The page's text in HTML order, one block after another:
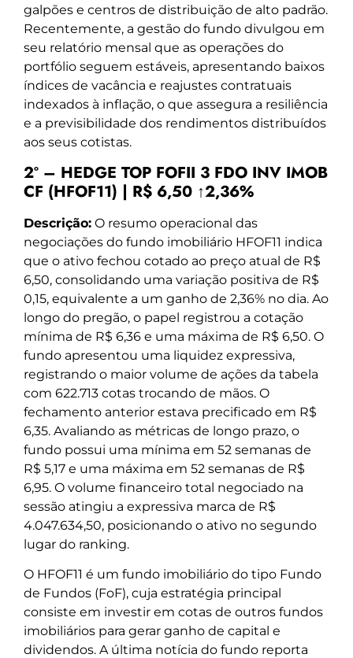
galpões e centros de distribuição de alto padrão.
Recentemente, a gestão do fundo divulgou em
seu relatório mensal que as operações do
portfólio seguem estáveis, apresentando baixos
índices de vacância e reajustes contratuais
indexados à inflação, o que assegura a resiliência
e a previsibilidade dos rendimentos distribuídos
aos seus cotistas.
2º – HEDGE TOP FOFII 3 FDO INV IMOB
CF (HFOF11) | R$ 6,50 ↑2,36%
Descrição: O resumo operacional das
negociações do fundo imobiliário HFOF11 indica
que o ativo fechou cotado ao preço atual de R$
6,50, consolidando uma variação positiva de R$
0,15, equivalente a um ganho de 2,36% no dia. Ao
longo do pregão, o papel registrou a cotação
mínima de R$ 6,36 e uma máxima de R$ 6,50. O
fundo apresentou uma liquidez expressiva,
registrando o maior volume de ações da tabela
com 622.713 cotas trocando de mãos. O
fechamento anterior estava precificado em R$
6,35. Avaliando as métricas de longo prazo, o
fundo possui uma mínima em 52 semanas de
R$ 5,17 e uma máxima em 52 semanas de R$
6,95. O volume financeiro total negociado na
sessão atingiu a expressiva marca de R$
4.047.634,50, posicionando o ativo no segundo
lugar do ranking.
O HFOF11 é um fundo imobiliário do tipo Fundo
de Fundos (FoF), cuja estratégia principal
consiste em investir em cotas de outros fundos
imobiliários para gerar ganho de capital e
dividendos. A última notícia do fundo reporta